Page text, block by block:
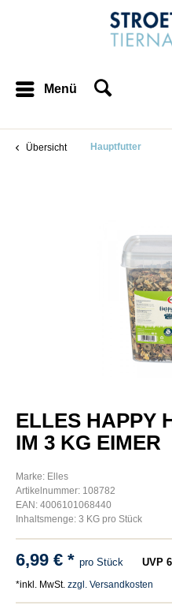
Menü
Übersicht Hauptfutter
ELLES HAPPY
IM 3 KG EIMER
Marke: Elles
Artikelnummer: 108782
EAN: 4006101068440
Inhaltsmenge: 3 KG pro Stück
6,99 € * pro Stück UVP
*inkl. MwSt. zzgl. Versandkosten